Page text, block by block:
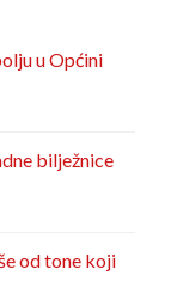
u Općini
bilježnice
od tone koji